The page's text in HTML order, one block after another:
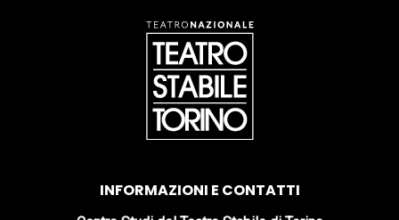
INFORMAZIONI E CONTATTI